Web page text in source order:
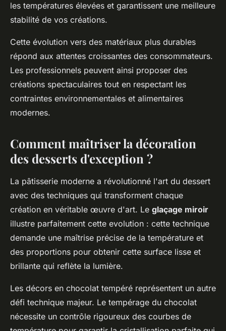
les températures élevées et garantissent une meilleure
stabilité de vos créations.
Cette évolution vers des matériaux plus durables
répond aux attentes croissantes des consommateurs.
Les professionnels peuvent ainsi proposer des
créations spectaculaires tout en respectant les
contraintes environnementales et alimentaires
modernes.
Comment maîtriser la décoration
des desserts d'exception ?
La pâtisserie moderne a révolutionné l'art du dessert
avec des techniques qui transforment chaque
création en véritable œuvre d'art. Le glaçage miroir
illustre parfaitement cette evolution : cette technique
demande une maîtrise précise de la température et
des proportions pour obtenir cette surface lisse et
brillante qui reflète la lumière.
Les décors en chocolat tempéré représentent un autre
défi technique majeur. Le tempérage du chocolat
nécessite un contrôle rigoureux des courbes de